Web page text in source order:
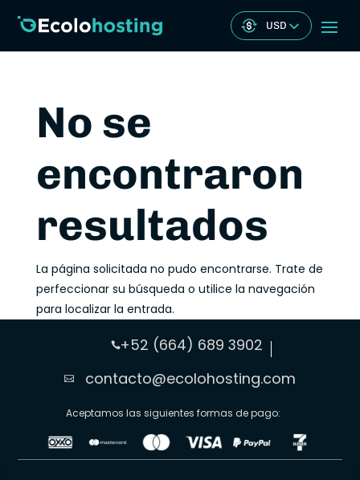
USD
No se
encontraron
resultados
La página solicitada no pudo encontrarse. Trate de
perfeccionar su búsqueda o utilice la navegación
para localizar la entrada.
+52 (664) 689 3902
 contacto@ecolohosting.com
Aceptamos las siguientes formas de pago: